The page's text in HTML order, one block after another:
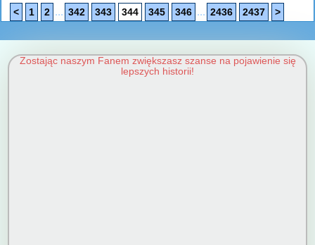
< 1 2 ... 342 343 344 345 346 ... 2436 2437 >
Zostając naszym Fanem zwiększasz szanse na pojawienie się
lepszych historii!